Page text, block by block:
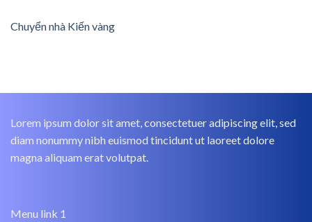
Chuyển nhà Kiến vàng
Lorem ipsum dolor sit amet, consectetuer adipiscing elit, sed
diam nonummy nibh euismod tincidunt ut laoreet dolore
magna aliquam erat volutpat.
Menu link 1